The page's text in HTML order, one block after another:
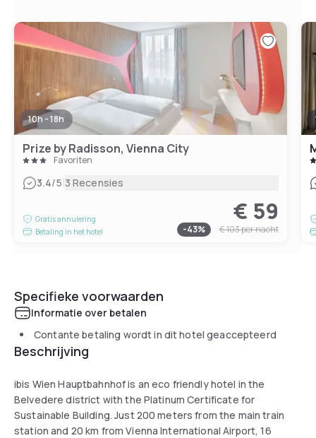
10h - 18h
Prize by Radisson, Vienna City
Favoriten
3.4/5|3 Recensies
Gratis annulering
Betaling in het hotel
€ 59
-43% € 103per nacht
Specifieke voorwaarden
Informatie over betalen
Contante betaling wordt in dit hotel geaccepteerd
Beschrijving
ibis Wien Hauptbahnhof is an eco friendly hotel in the
Belvedere district with the Platinum Certificate for
Sustainable Building. Just 200 meters from the main train
station and 20 km from Vienna International Airport, 16